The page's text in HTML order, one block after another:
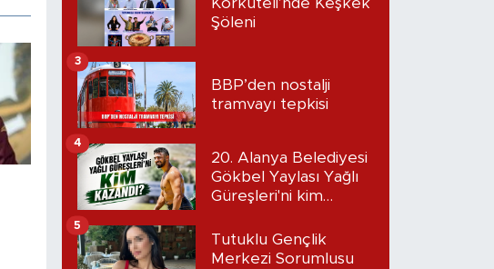
Korkuteli’nde Keşkek
Şöleni
BBP’den nostalji
tramvayı tepkisi
3
20. Alanya Belediyesi
Gökbel Yaylası Yağlı
Güreşleri'ni kim
4
Tutuklu Gençlik
Merkezi Sorumlusu
5